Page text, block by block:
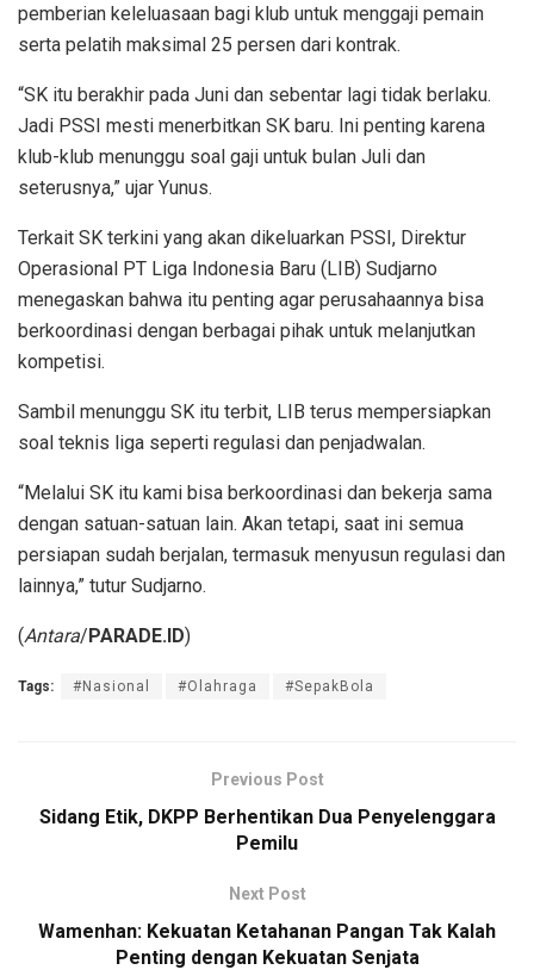
pemberian keleluasaan bagi klub untuk menggaji pemain
serta pelatih maksimal 25 persen dari kontrak.
“SK itu berakhir pada Juni dan sebentar lagi tidak berlaku.
Jadi PSSI mesti menerbitkan SK baru. Ini penting karena
klub-klub menunggu soal gaji untuk bulan Juli dan
seterusnya,” ujar Yunus.
Terkait SK terkini yang akan dikeluarkan PSSI, Direktur
Operasional PT Liga Indonesia Baru (LIB) Sudjarno
menegaskan bahwa itu penting agar perusahaannya bisa
berkoordinasi dengan berbagai pihak untuk melanjutkan
kompetisi.
Sambil menunggu SK itu terbit, LIB terus mempersiapkan
soal teknis liga seperti regulasi dan penjadwalan.
“Melalui SK itu kami bisa berkoordinasi dan bekerja sama
dengan satuan-satuan lain. Akan tetapi, saat ini semua
persiapan sudah berjalan, termasuk menyusun regulasi dan
lainnya,” tutur Sudjarno.
(Antara/ PARADE.ID)
Tags: #Nasional #Olahraga #SepakBola
Previous Post
Sidang Etik, DKPP Berhentikan Dua Penyelenggara
Pemilu
Next Post
Wamenhan: Kekuatan Ketahanan Pangan Tak Kalah
Penting dengan Kekuatan Senjata